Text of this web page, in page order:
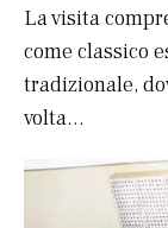
La visita
come classico
tradizionale,
volta…